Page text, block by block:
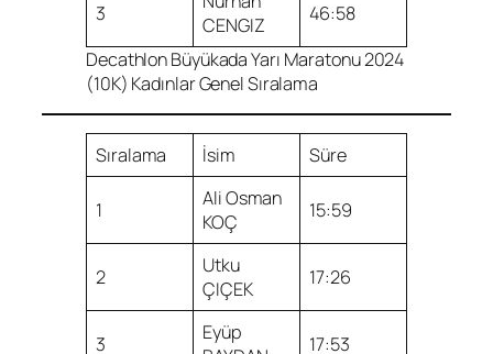
3
CENGIZ
46:58
Decathlon Büyükada Yarı Maratonu 2024
(10K) Kadınlar Genel Sıralama
Sıralama İsim Süre
1
Ali Osman
KOÇ
15:59
2
Utku
ÇIÇEK
17:26
3
Eyüp
17:53